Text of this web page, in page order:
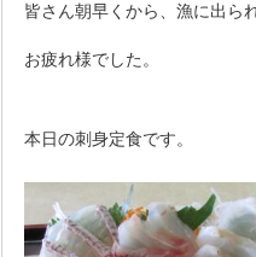
皆さん朝早くから、漁に出ら
お疲れ様でした。
本日の刺身定食です。